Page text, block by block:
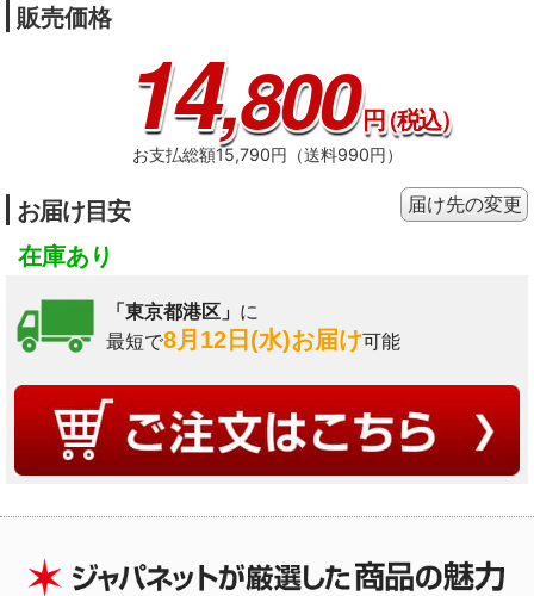
販売価格
14,800円（税込）
お支払総額15,790円（送料990円）
お届け目安
在庫あり
「東京都港区」 に
最短で8月12日(水)お届け可能
届け先の変更